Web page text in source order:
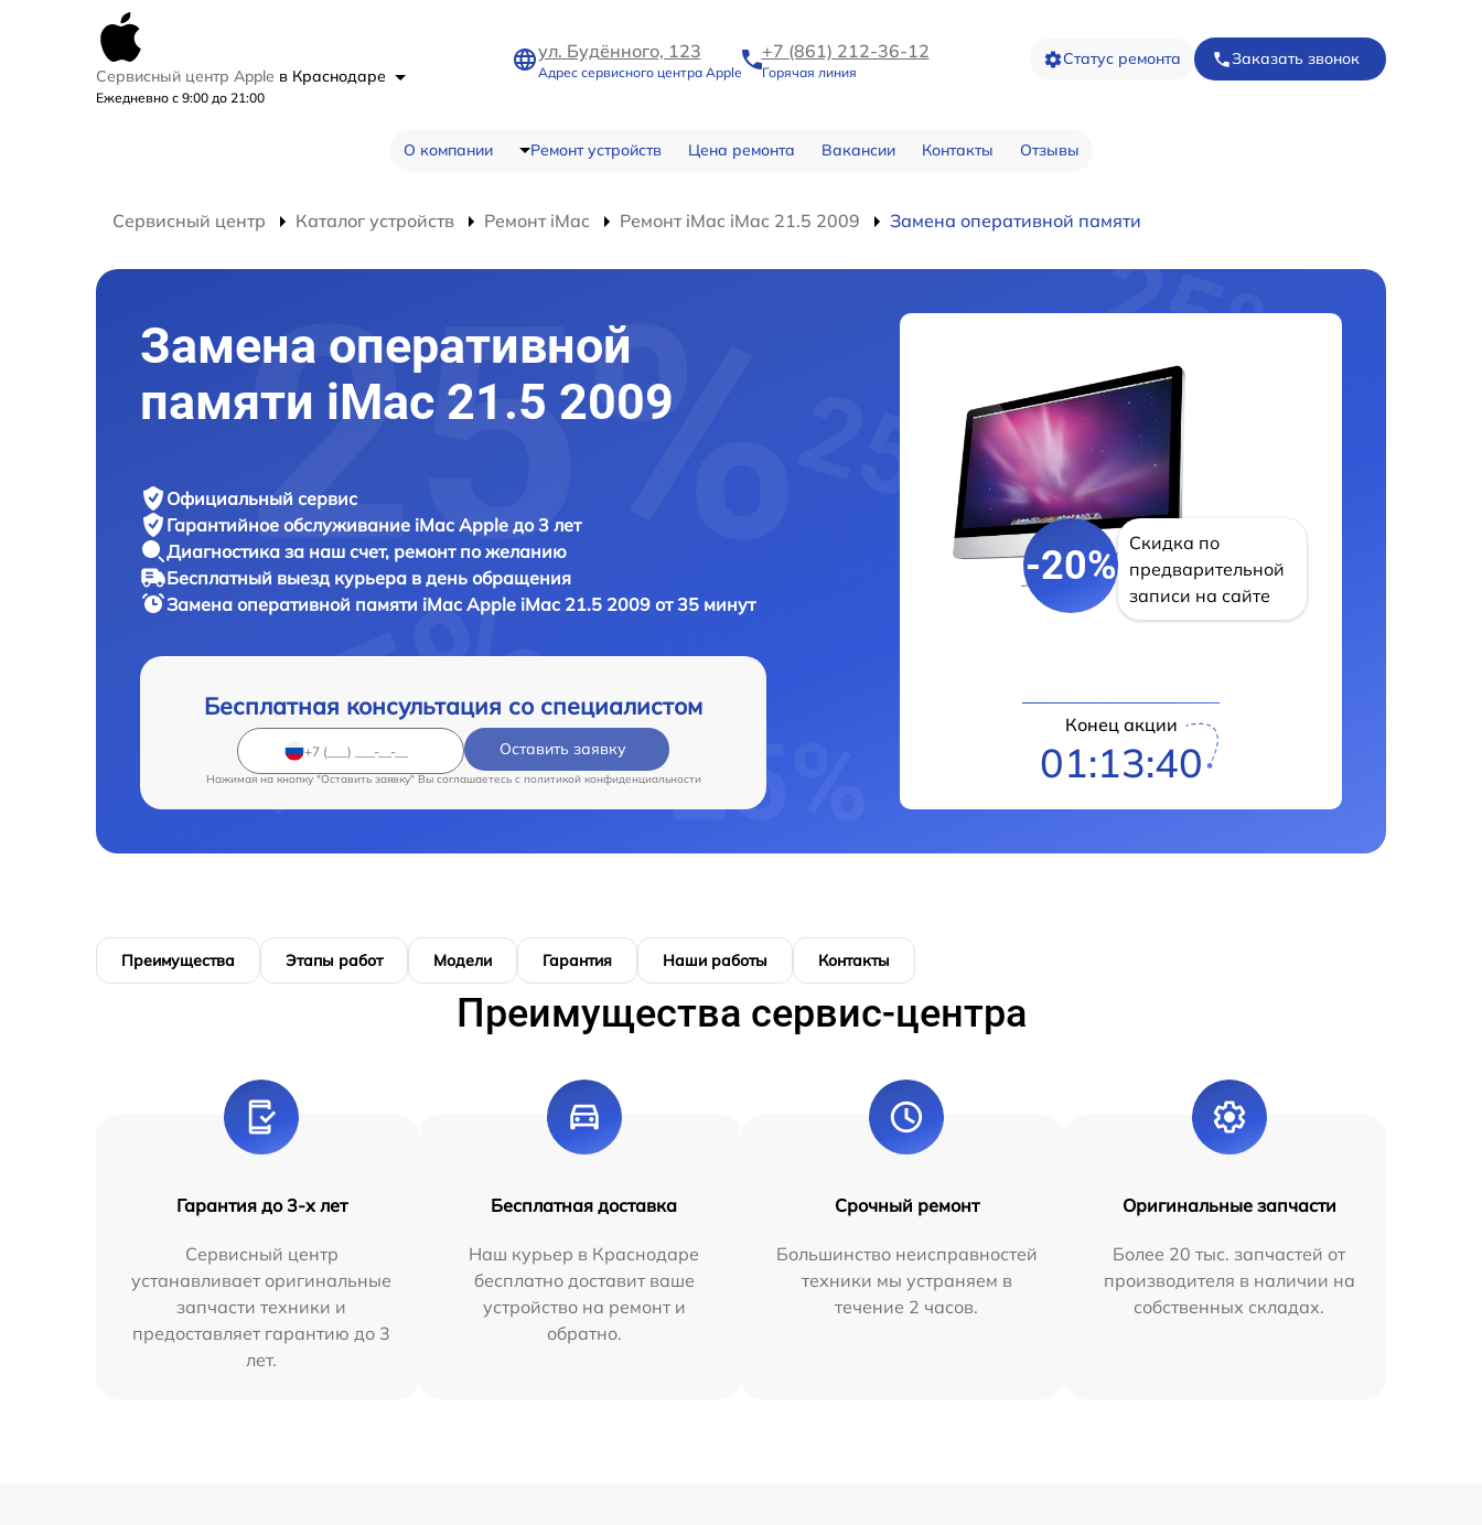
Сервисный центр Apple в Краснодаре
Ежедневно с 9:00 до 21:00
ул. Будённого, 123
Адрес сервисного центра Apple
+7 (861) 212-36-12
Горячая линия
Статус ремонта Заказать звонок
О компании Ремонт устройств Цена ремонта Вакансии Контакты Отзывы
Сервисный центр Каталог устройств Ремонт iMac Ремонт iMac iMac 21.5 2009 Замена оперативной памяти
Замена оперативной
памяти iMac 21.5 2009
Официальный сервис
Гарантийное обслуживание iMac Apple до 3 лет
Диагностика за наш счет, ремонт по желанию
Бесплатный выезд курьера в день обращения
Замена оперативной памяти iMac Apple iMac 21.5 2009 от 35 минут
Бесплатная консультация со специалистом
Оставить заявку
Нажимая на кнопку "Оставить заявку" Вы соглашаетесь c политикой конфиденциальности
-20%
Скидка по
предварительной
записи на сайте
Конец акции
01:13:38
Преимущества Этапы работ Модели Гарантия Наши работы Контакты
Преимущества сервис-центра
Гарантия до 3-х лет
Сервисный центр
устанавливает оригинальные
запчасти техники и
предоставляет гарантию до 3
лет.
Бесплатная доставка
Наш курьер в Краснодаре
бесплатно доставит ваше
устройство на ремонт и
обратно.
Срочный ремонт
Большинство неисправностей
техники мы устраняем в
течение 2 часов.
Оригинальные запчасти
Более 20 тыс. запчастей от
производителя в наличии на
собственных складах.